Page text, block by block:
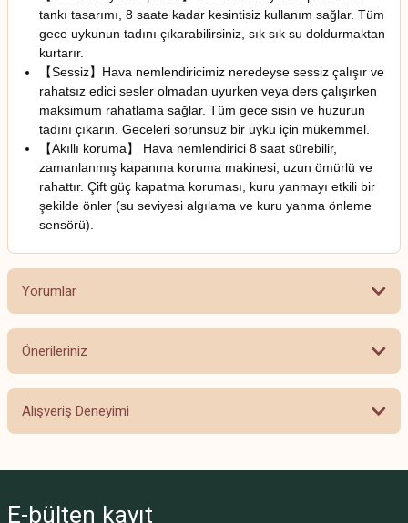
tankı tasarımı, 8 saate kadar kesintisiz kullanım sağlar. Tüm
gece uykunun tadını çıkarabilirsiniz, sık sık su doldurmaktan
kurtarır.
【Sessiz】Hava nemlendiricimiz neredeyse sessiz çalışır ve
rahatsız edici sesler olmadan uyurken veya ders çalışırken
maksimum rahatlama sağlar. Tüm gece sisin ve huzurun
tadını çıkarın. Geceleri sorunsuz bir uyku için mükemmel.
【Akıllı koruma】 Hava nemlendirici 8 saat sürebilir,
zamanlanmış kapanma koruma makinesi, uzun ömürlü ve
rahattır. Çift güç kapatma koruması, kuru yanmayı etkili bir
şekilde önler (su seviyesi algılama ve kuru yanma önleme
sensörü).
Yorumlar
Bu ürüne ilk yorumu siz yapın!
Önerileriniz
yetersiz gördüğünüz noktaları öneri formunu kullanarak tarafımıza
iletebilirsiniz.
Alışveriş Deneyimi
E-bülten kayıt